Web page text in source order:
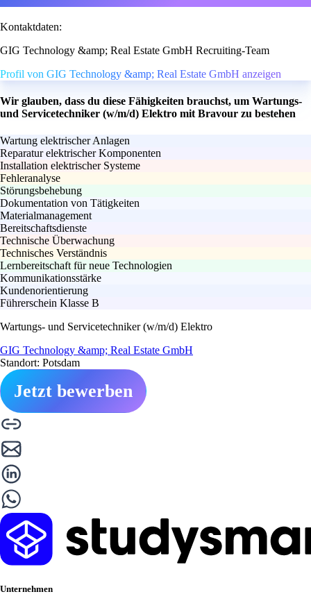
Kontaktdaten:
GIG Technology &amp; Real Estate GmbH Recruiting-Team
Profil von GIG Technology &amp; Real Estate GmbH anzeigen
Wir glauben, dass du diese Fähigkeiten brauchst, um Wartungs-
und Servicetechniker (w/m/d) Elektro mit Bravour zu bestehen
Wartung elektrischer Anlagen
Reparatur elektrischer Komponenten
Installation elektrischer Systeme
Fehleranalyse
Störungsbehebung
Dokumentation von Tätigkeiten
Materialmanagement
Bereitschaftsdienste
Technische Überwachung
Technisches Verständnis
Lernbereitschaft für neue Technologien
Kommunikationsstärke
Kundenorientierung
Führerschein Klasse B
Wartungs- und Servicetechniker (w/m/d) Elektro
GIG Technology &amp; Real Estate GmbH
Standort: Potsdam
Jetzt bewerben
Unternehmen